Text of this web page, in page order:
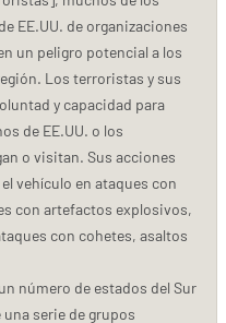
EE.UU. de organizaciones
un peligro potencial a los
Los terroristas y sus
y capacidad para
de EE.UU. o los
o visitan. Sus acciones
vehículo en ataques con
con artefactos explosivos,
con cohetes, asaltos
número de estados del Sur
serie de grupos